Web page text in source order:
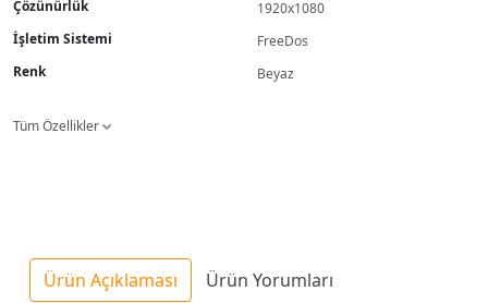
Çözünürlük
1920x1080
İşletim Sistemi
FreeDos
Renk
Beyaz
Tüm Özellikler
Ürün Açıklaması Ürün Yorumları